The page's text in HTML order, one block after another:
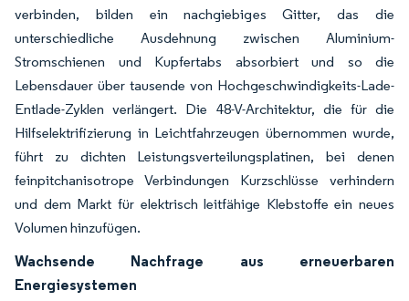
verbinden, bilden ein nachgiebiges Gitter, das die
unterschiedliche Ausdehnung zwischen Aluminium-
Stromschienen und Kupfertabs absorbiert und so die
Lebensdauer über tausende von Hochgeschwindigkeits-Lade-
Entlade-Zyklen verlängert. Die 48-V-Architektur, die für die
Hilfselektrifizierung in Leichtfahrzeugen übernommen wurde,
führt zu dichten Leistungsverteilungsplatinen, bei denen
feinpitchanisotrope Verbindungen Kurzschlüsse verhindern
und dem Markt für elektrisch leitfähige Klebstoffe ein neues
Volumen hinzufügen.
Wachsende Nachfrage aus erneuerbaren
Energiesystemen